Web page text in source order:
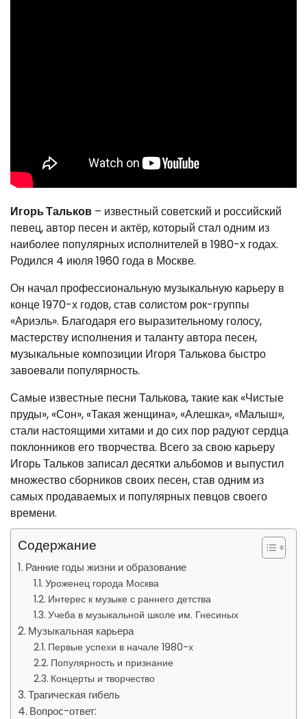
Игорь Тальков – известный советский и российский
певец, автор песен и актёр, который стал одним из
наиболее популярных исполнителей в 1980-х годах.
Родился 4 июля 1960 года в Москве.
Он начал профессиональную музыкальную карьеру в
конце 1970-х годов, став солистом рок-группы
«Ариэль». Благодаря его выразительному голосу,
мастерству исполнения и таланту автора песен,
музыкальные композиции Игоря Талькова быстро
завоевали популярность.
Самые известные песни Талькова, такие как «Чистые
пруды», «Сон», «Такая женщина», «Алешка», «Малыш»,
стали настоящими хитами и до сих пор радуют сердца
поклонников его творчества. Всего за свою карьеру
Игорь Тальков записал десятки альбомов и выпустил
множество сборников своих песен, став одним из
самых продаваемых и популярных певцов своего
времени.
Содержание
Ранние годы жизни и образование
Уроженец города Москва
Интерес к музыке с раннего детства
Учеба в музыкальной школе им. Гнесиных
Музыкальная карьера
Первые успехи в начале 1980-х
Популярность и признание
Концерты и творчество
Трагическая гибель
Вопрос-ответ: